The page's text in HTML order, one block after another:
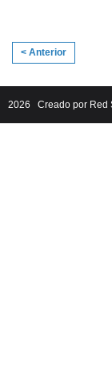
< Anterior
2026 Creado por Red